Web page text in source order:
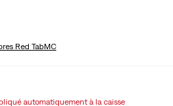
Red TabMC
automatiquement à la caisse